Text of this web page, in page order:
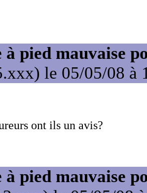
à pied mauvaise
le 05/05/08 à
ont ils un avis?
à pied mauvaise